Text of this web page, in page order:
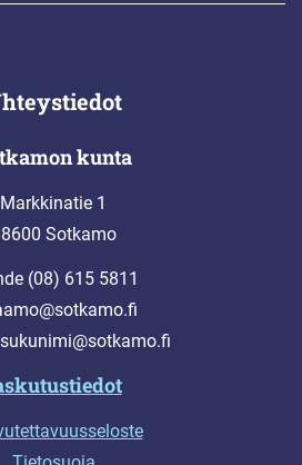
kunta
Markkinatie 1
Sotkamo
(08) 615 5811